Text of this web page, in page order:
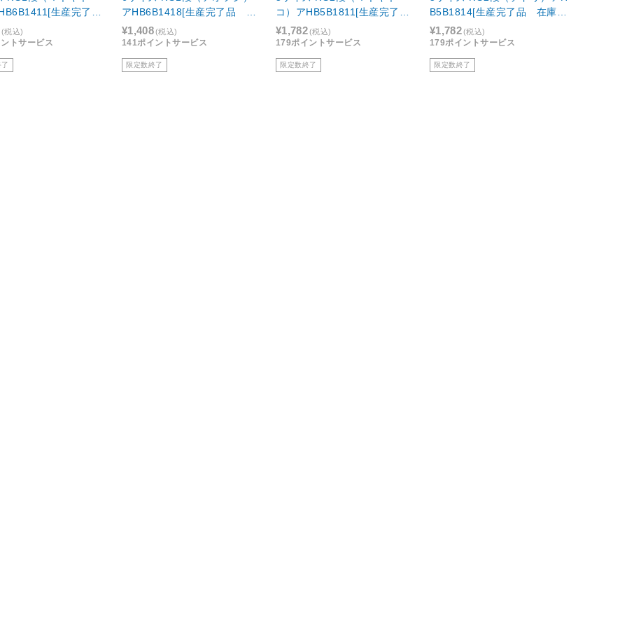
生産完了
限り]
(税込)
トサービス
アHB6B1418[生産完了品 在
庫限り]
¥1,408(税込)
141ポイントサービス
限定数終了
コ）アHB5B1811[生産完了
品 在庫限り]
¥1,782(税込)
179ポイントサービス
限定数終了
B5B1814[生産完了品 在庫限
り]
¥1,782(税込)
179ポイントサービス
限定数終了